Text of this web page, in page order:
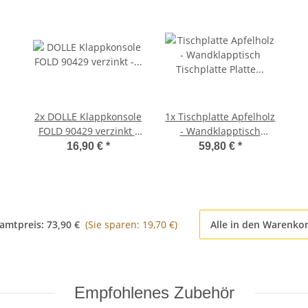
2x DOLLE Klappkonsole
FOLD 90429 verzinkt -
Klappenaussteller -
16,90 € *
1x Tischplatte Apfelholz
- Wandklapptisch
Tischplatte Platte
59,80 € *
73,90 € (Sie sparen: 19,70 €) Alle in den
Empfohlenes Zubehör